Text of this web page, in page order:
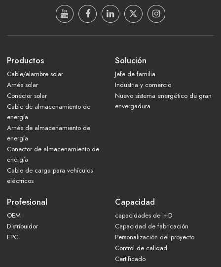
Productos
Cable/alambre solar
Arnés solar
Conector solar
Cable de almacenamiento de
energía
Arnés de almacenamiento de
energía
Conector de almacenamiento de
energía
Cable de carga para vehículos
eléctricos
Solución
Jefe de familia
Industria y comercio
Nuevo sistema energético de gran
envergadura
Profesional
OEM
Distribuidor
EPC
Capacidad
capacidades de I+D
Capacidad de fabricación
Personalización del proyecto
Control de calidad
Certificado